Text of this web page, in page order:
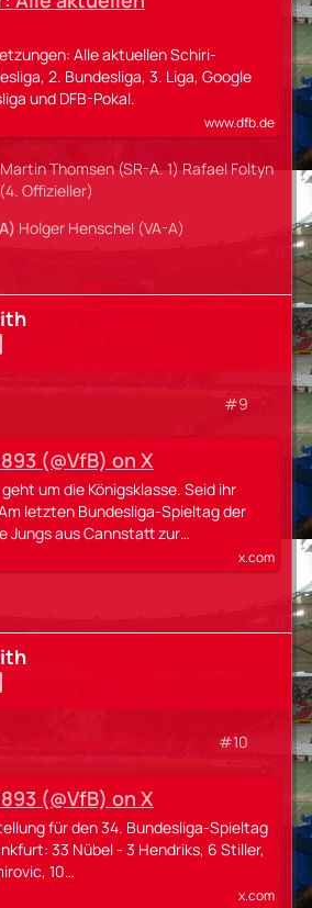
Alle aktuellen Schiri-
2. Bundesliga, 3. Liga, Google
und DFB-Pokal.
www.dfb.de
Thomsen (SR-A. 1) Rafael Foltyn
Offizieller)
Holger Henschel (VA-A)
#9
(@VfB) on X
um die Königsklasse. Seid ihr
letzten Bundesliga-Spieltag der
Jungs aus Cannstatt zur…
x.com
#10
(@VfB) on X
für den 34. Bundesliga-Spieltag
33 Nübel - 3 Hendriks, 6 Stiller,
10…
x.com